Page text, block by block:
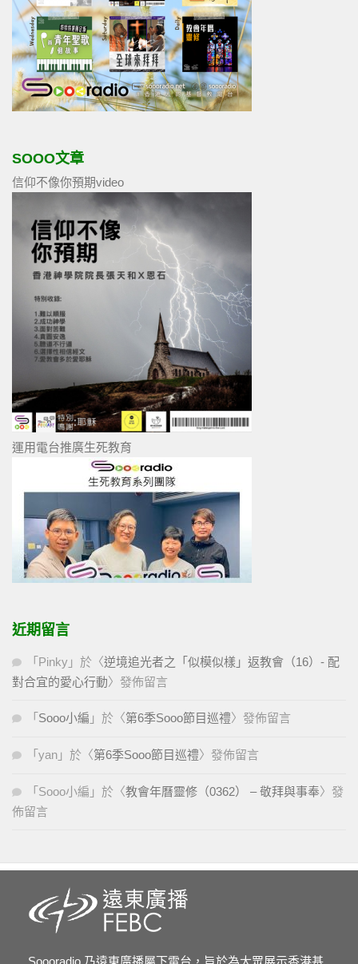
SOOO文章
信仰不像你預期video
運用電台推廣生死教育
近期留言
「 Pinky 」於〈逆境追光者之「似模似樣」返教會（16）- 配
對合宜的愛心行動〉發佈留言
「 Sooo小編 」於〈第6季Sooo節目巡禮〉發佈留言
「 yan 」於〈第6季Sooo節目巡禮〉發佈留言
「 Sooo小編 」於〈教會年曆靈修（0362） – 敬拜與事奉〉發
佈留言
Soooradio 乃遠東廣播屬下電台，旨於為大眾展示香港基